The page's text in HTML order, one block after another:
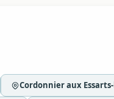
Cordonnier aux